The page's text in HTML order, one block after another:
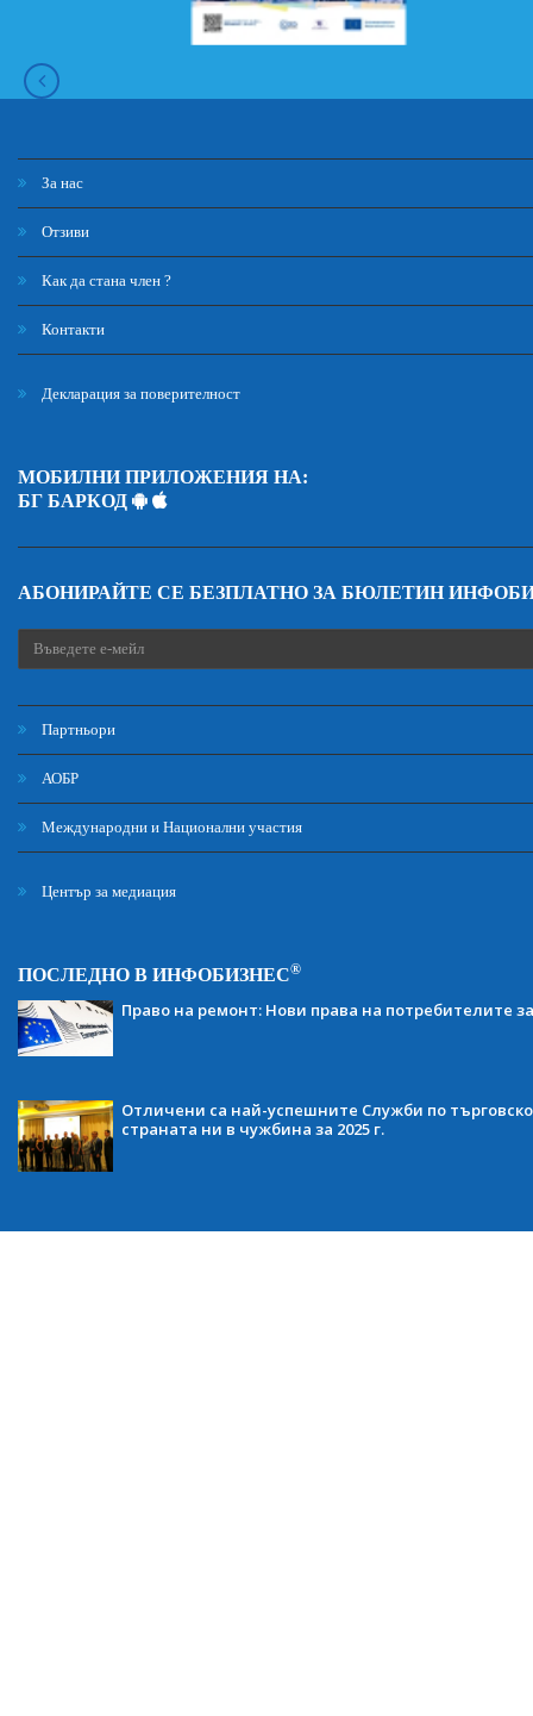
За нас
Отзиви
Как да стана член ?
Контакти
Декларация за поверителност
МОБИЛНИ ПРИЛОЖЕНИЯ НА:
БГ БАРКОД
АБОНИРАЙТЕ СЕ БЕЗПЛАТНО ЗА БЮЛЕТИН
Партньори
АОБР
Международни и Национални участия
Център за медиация
ПОСЛЕДНО В ИНФОБИЗНЕС®
Право на ремонт: Нови права на потребителите
Отличени са най-успешните Служби по
страната ни в чужбина за 2025 г.